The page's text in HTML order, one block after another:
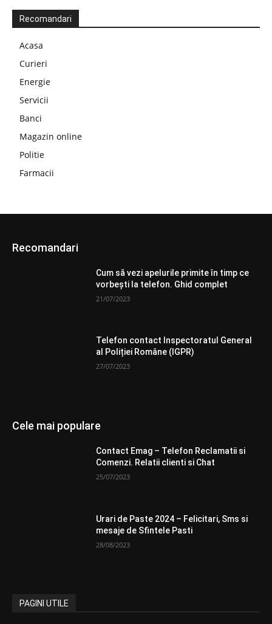
Recomandari
Acasa
Curieri
Energie
Servicii
Banci
Magazin online
Politie
Farmacii
Recomandari
Cum să vezi apelurile primite în timp ce
vorbești la telefon. Ghid complet
21/07/2023
Telefon contact Inspectoratul General
al Poliției Române (IGPR)
27/07/2023
Cele mai populare
Contact Emag – Telefon Reclamatii si
Comenzi. Relatii clienti si Chat
25/07/2023
Urari de Paste 2024 – Felicitari, Sms si
mesaje de Sfintele Pasti
28/08/2023
PAGINI UTILE